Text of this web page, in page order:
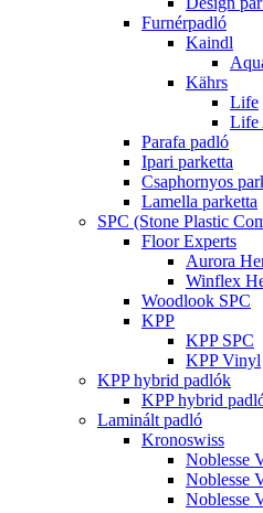
Furnérpadló
Kaindl
Kährs
Life
Life
Parafa padló
Ipari parketta
Csaphornyos
Lamella parketta
SPC (Stone Plastic
Floor Experts
Aurora
Winflex
Woodlook SPC
KPP
KPP SPC
KPP Vinyl
KPP hybrid padlók
KPP hybrid
Laminált padló
Kronoswiss
Noblesse
Noblesse
Noblesse